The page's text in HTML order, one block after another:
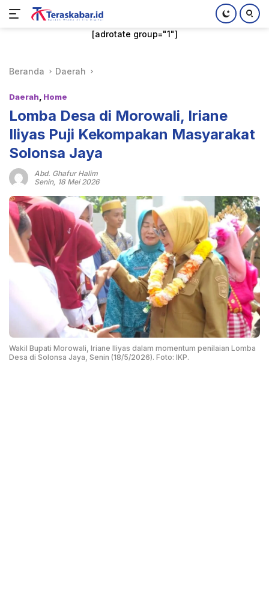
[adrotate group="1"]
Beranda Daerah
Daerah Home
Lomba Desa di Morowali, Iriane
Iliyas Puji Kekompakan Masyarakat
Solonsa Jaya
Abd. Ghafur Halim
Senin, 18 Mei 2026
Wakil Bupati Morowali, Iriane Iliyas dalam momentum penilaian Lomba
Desa di Solonsa Jaya, Senin (18/5/2026). Foto: IKP.